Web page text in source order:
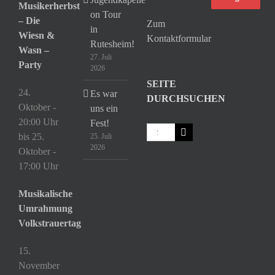
Musikerherbst
– Die
Wiesn &
Wasn –
Party
24.
Oktober -
20:00 Uhr
bis 25.
Oktober -
17:00 Uhr
Musikalische
Umrahmung
Volkstrauertag
15.
November
on Tour
in
Rutesheim!
27. Juli
2026
Es war
uns ein
Fest!
25. Juli
2026
Zum
Kontaktformular
SEITE
DURCHSUCHEN
Suche
nach: